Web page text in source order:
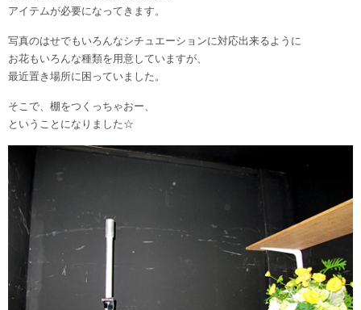
アイテムが必要になってきます。
写真のはせでもいろんなシチュエーションに対応出来るように
お花もいろんな種類を用意していますが、
最近置き場所に困っていました。
そこで、棚をつくっちゃおー、
ということになりました☆